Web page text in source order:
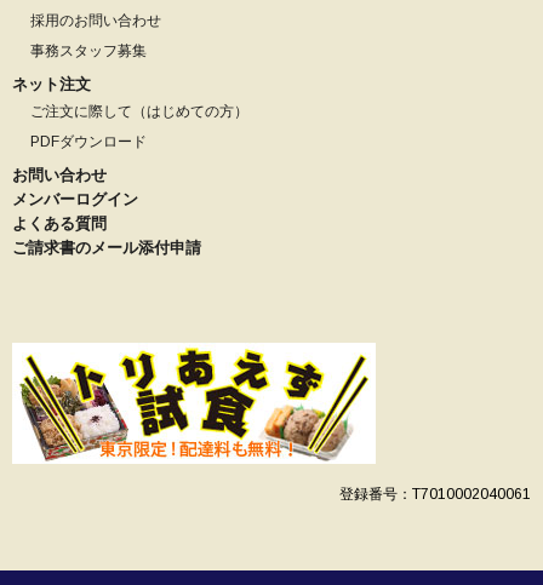
採用のお問い合わせ
事務スタッフ募集
ネット注文
ご注文に際して（はじめての方）
PDFダウンロード
お問い合わせ
メンバーログイン
よくある質問
ご請求書のメール添付申請
登録番号：T7010002040061